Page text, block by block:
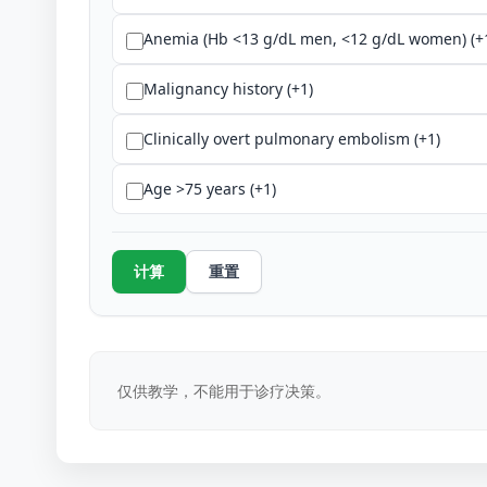
Anemia (Hb <13 g/dL men, <12 g/dL women)
Malignancy history (+1)
Clinically overt pulmonary embolism (+1)
Age >75 years (+1)
计算 重置
仅供教学，不能用于诊疗决策。